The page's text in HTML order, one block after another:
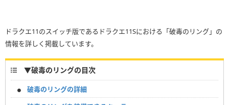
ドラクエ11のスイッチ版であるドラクエ11Sにおける「破毒のリング」の
情報を詳しく掲載しています。
▼破毒のリングの目次
破毒のリングの詳細